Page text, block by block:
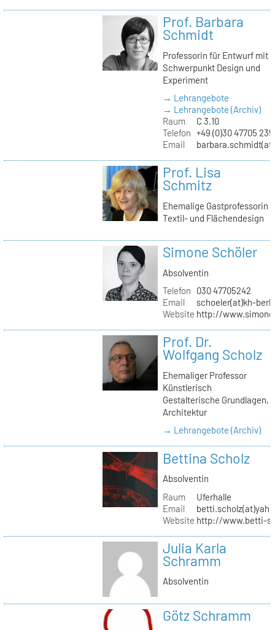
Prof. Barbara
Schmidt
Professorin für Entwurf mit
Schwerpunkt Design und
Experiment
→ Lehrangebote
→ Lehrangebote (Archiv)
Raum
C 3.10
Telefon +49 (0)30 47705 235
Email
Prof. Lisa
Schmitz
Ehemalige Gastprofessorin
Textil- und Flächendesign
Simone Schöler
Absolventin
Telefon
030 47705242
Email
schoeler(at)kh-
Website http://
Prof. Dr.
Wolfgang Scholz
Ehemaliger Professor
Künstlerisch
Gestalterische Grundlagen,
Architektur
→ Lehrangebote (Archiv)
Bettina Scholz
Absolventin
Raum
Uferhalle
Email
Website http://www.betti-
Julia Karla
Schramm
Absolventin
Götz Schramm